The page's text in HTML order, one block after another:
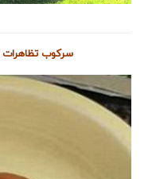
سرکوب تظاهرات